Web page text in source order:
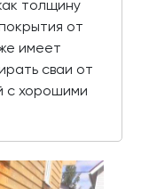
толщину
от
имеет
сваи от
с хорошими